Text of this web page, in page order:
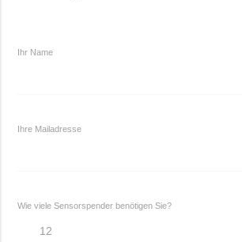
Ihr Name
Ihre Mailadresse
Wie viele Sensorspender benötigen Sie?